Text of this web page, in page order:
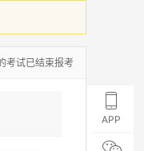
考试已结束报考
APP